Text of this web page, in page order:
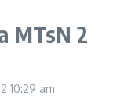
MTsN 2
10:29 am